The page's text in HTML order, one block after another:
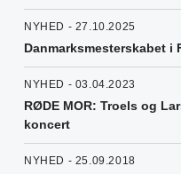
NYHED - 27.10.2025
Danmarksmesterskabet i
NYHED - 03.04.2023
RØDE MOR: Troels og
koncert
NYHED - 25.09.2018